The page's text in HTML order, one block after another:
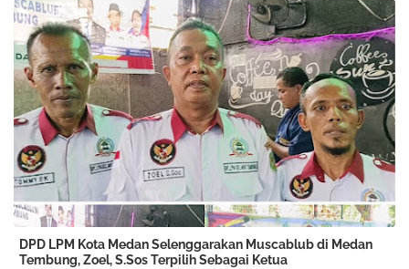
DPD LPM Kota Medan Selenggarakan Muscablub di Medan
Tembung, Zoel, S.Sos Terpilih Sebagai Ketua